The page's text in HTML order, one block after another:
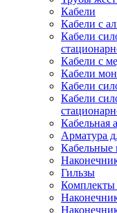
Кабели
Кабели с
Кабели
Кабели с
Кабели
Кабели
Кабели
Кабельная
Арматура
Гильзы
Комплекты